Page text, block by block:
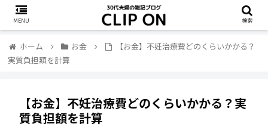
ホーム お金
【お金】不妊治療費どのくらいかかる？
実質負担額を計算
【お金】不妊治療費どのくらいかかる？実
質負担額を計算
MENU 検索